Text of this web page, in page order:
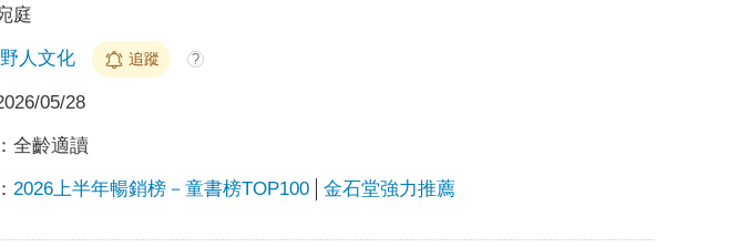
庭
野人文化 追蹤 ?
05/28
全齡適讀
2026上半年暢銷榜－童書榜TOP100 金石堂強力推薦